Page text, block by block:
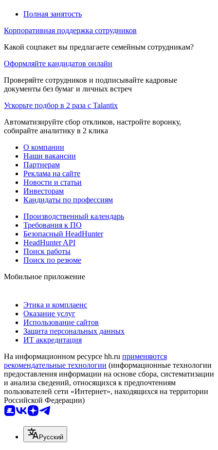
Полная занятость
Корпоративная поддержка сотрудников
Какой соцпакет вы предлагаете семейным сотрудникам?
Оформляйте кандидатов онлайн
Проверяйте сотрудников и подписывайте кадровые
документы без бумаг и личных встреч
Ускорьте подбор в 2 раза с Talantix
Автоматизируйте сбор откликов, настройте воронку,
собирайте аналитику в 2 клика
О компании
Наши вакансии
Партнерам
Реклама на сайте
Новости и статьи
Инвесторам
Кандидаты по профессиям
Производственный календарь
Требования к ПО
Безопасный HeadHunter
HeadHunter API
Поиск работы
Поиск по резюме
Мобильное приложение
Этика и комплаенс
Оказание услуг
Использование сайтов
Защита персональных данных
ИТ аккредитация
На информационном ресурсе hh.ru применяются
рекомендательные технологии (информационные технологии
предоставления информации на основе сбора, систематизации
и анализа сведений, относящихся к предпочтениям
пользователей сети «Интернет», находящихся на территории
Российской Федерации)
Русский